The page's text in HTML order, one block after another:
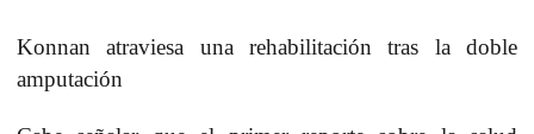
Konnan atraviesa una rehabilitación tras la doble
amputación